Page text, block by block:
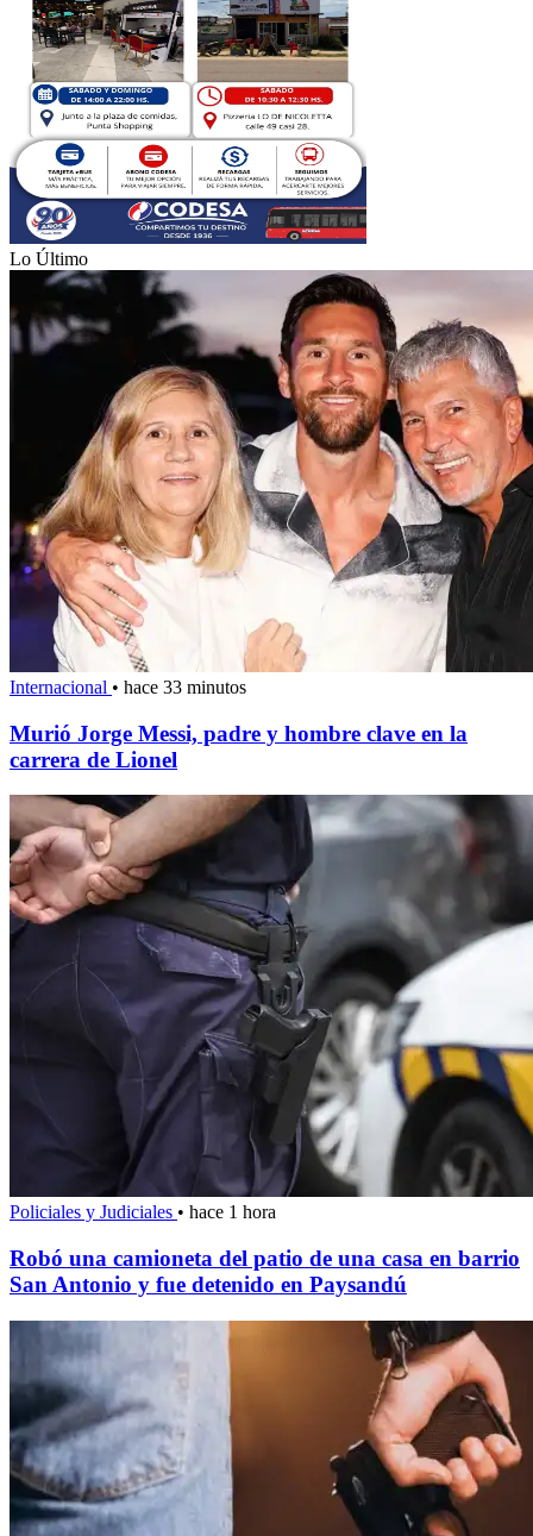
Lo Último
Internacional • hace 33 minutos
Murió Jorge Messi, padre y hombre clave en la
carrera de Lionel
Policiales y Judiciales • hace 1 hora
Robó una camioneta del patio de una casa en barrio
San Antonio y fue detenido en Paysandú